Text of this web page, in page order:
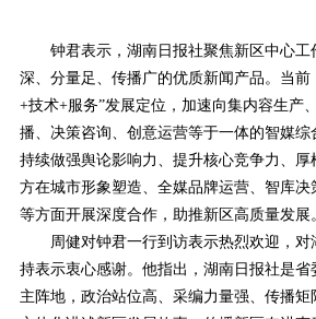
钟君表示，湖南日报社聚焦新区中心
深、分量足、传播广的优质新闻产品。当前
+技术+服务”发展定位，加速向集内容生产
播、决策咨询、创意运营等于一体的智媒综
持续做强舆论影响力、提升核心竞争力、厚
方在城市形象塑造、全媒品牌运营、智库
等方面开展深度合作，助推新区高质量发展
周健对钟君一行到访表示热烈欢迎，
持表示衷心感谢。他指出，湖南日报社是
主阵地，政治站位高、采编力量强、传播矩